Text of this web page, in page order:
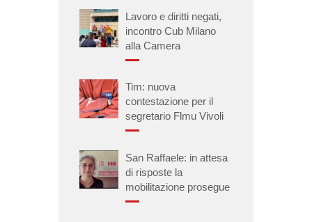
Lavoro e diritti negati,
incontro Cub Milano
alla Camera
Tim: nuova
contestazione per il
segretario Flmu Vivoli
San Raffaele: in attesa
di risposte la
mobilitazione prosegue